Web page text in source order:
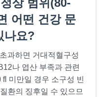
상 범위(80-
어떤 건강 문
나요?
과하면 거대적혈구성
나 엽산 부족과 관련
미만일 경우 소구성 빈
환의 징후일 수 있으므